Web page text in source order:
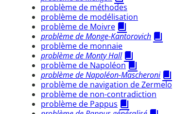
problème de méthodes
problème de modélisation
problème de Moivre
problème de Monge-Kantorovich
problème de monnaie
problème de Monty Hall
problème de Napoléon
problème de Napoléon-Mascheroni
problème de navigation de Zermelo
problème de non-contradiction
problème de Pappus